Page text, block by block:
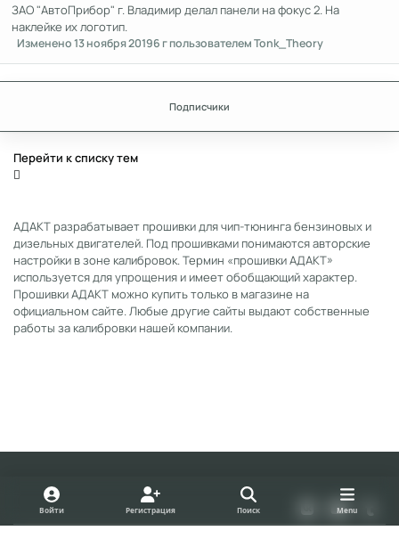
ЗАО "АвтоПрибор" г. Владимир делал панели на фокус 2. На
наклейке их логотип.
Изменено13 ноября 20196 гпользователем Tonk_Theory
Подписчики
Перейти к списку тем
АДАКТ разрабатывает прошивки для чип-тюнинга бензиновых и
дизельных двигателей. Под прошивками понимаются авторские
настройки в зоне калибровок. Термин «прошивки АДАКТ»
используется для упрощения и имеет обобщающий характер.
Прошивки АДАКТ можно купить только в магазине на
официальном сайте. Любые другие сайты выдают собственные
работы за калибровки нашей компании.
Light ModeDark ModeSystem Preference
k
o
t
u
Войти Регистрация Поиск Menu